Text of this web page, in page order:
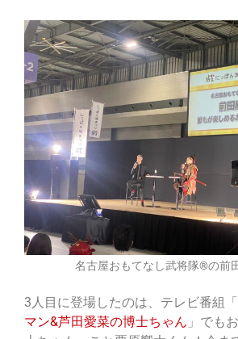
名古屋おもてなし武将隊®の前
3人目に登場したのは、テレビ番組「
マン&芦田愛菜の博士ちゃん 」でも